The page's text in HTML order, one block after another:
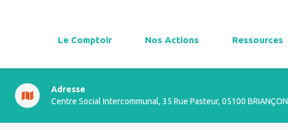
Le Comptoir Nos Actions Ressources
Adresse
Centre Social Intercommunal, 35 Rue Pasteur, 05100 BRIANÇON